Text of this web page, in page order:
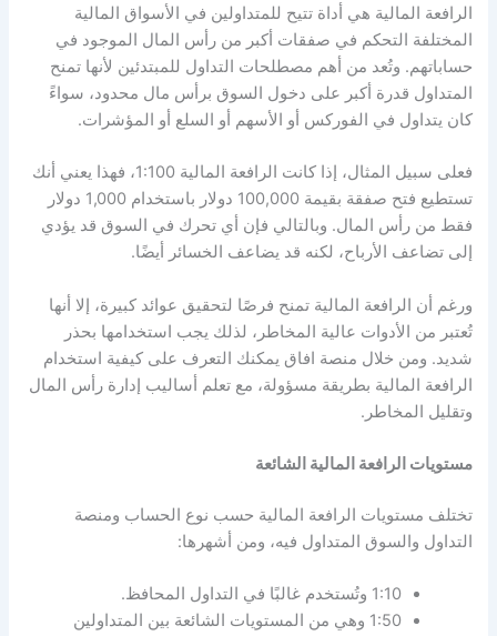
الرافعة المالية هي أداة تتيح للمتداولين في الأسواق المالية
المختلفة التحكم في صفقات أكبر من رأس المال الموجود في
حساباتهم. وتُعد من أهم مصطلحات التداول للمبتدئين لأنها تمنح
المتداول قدرة أكبر على دخول السوق برأس مال محدود، سواءً
كان يتداول في الفوركس أو الأسهم أو السلع أو المؤشرات.
فعلى سبيل المثال، إذا كانت الرافعة المالية 1:100، فهذا يعني أنك
تستطيع فتح صفقة بقيمة 100,000 دولار باستخدام 1,000 دولار
فقط من رأس المال. وبالتالي فإن أي تحرك في السوق قد يؤدي
إلى تضاعف الأرباح، لكنه قد يضاعف الخسائر أيضًا.
ورغم أن الرافعة المالية تمنح فرصًا لتحقيق عوائد كبيرة، إلا أنها
تُعتبر من الأدوات عالية المخاطر، لذلك يجب استخدامها بحذر
شديد. ومن خلال منصة افاق يمكنك التعرف على كيفية استخدام
الرافعة المالية بطريقة مسؤولة، مع تعلم أساليب إدارة رأس المال
وتقليل المخاطر.
مستويات الرافعة المالية الشائعة
تختلف مستويات الرافعة المالية حسب نوع الحساب ومنصة
التداول والسوق المتداول فيه، ومن أشهرها:
1:10 وتُستخدم غالبًا في التداول المحافظ.
1:50 وهي من المستويات الشائعة بين المتداولين